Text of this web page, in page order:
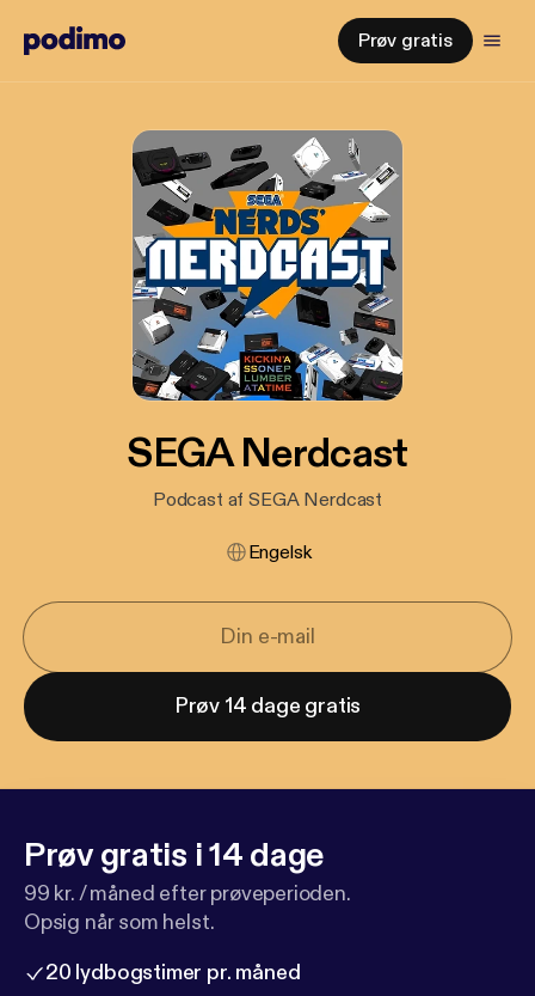
Prøv gratis
SEGA Nerdcast
Podcast af SEGA Nerdcast
Engelsk
Prøv 14 dage gratis
Prøv gratis i 14 dage
99 kr. / måned efter prøveperioden.
Opsig når som helst.
20 lydbogstimer pr. måned